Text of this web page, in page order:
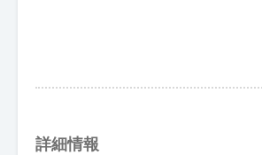
詳細情報